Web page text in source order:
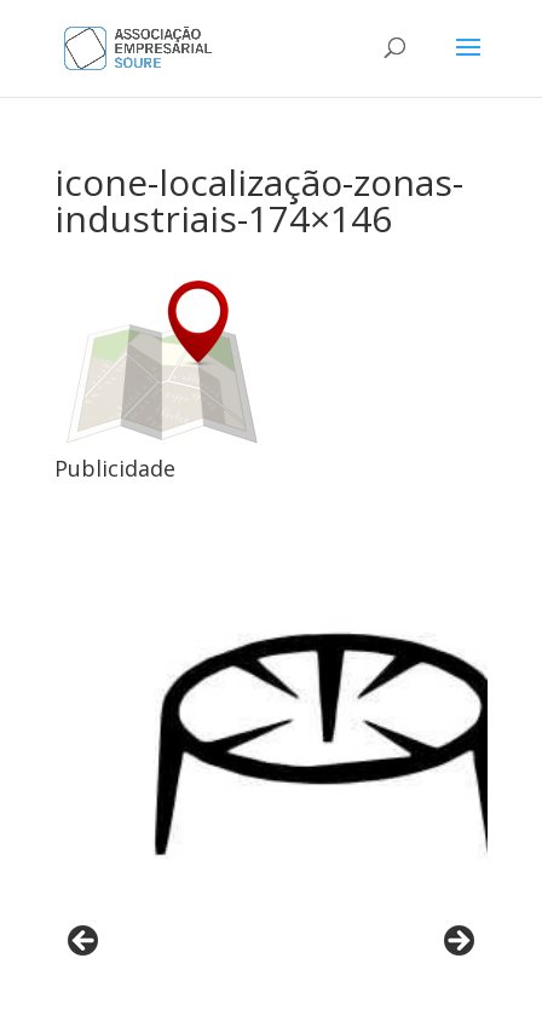
icone-localização-zonas-
industriais-174×146
Publicidade